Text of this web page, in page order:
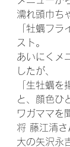
濡れ頭巾ち
「牡蠣フラ
スト。
あいにくメ
したが、
「生牡蠣を
と、顔色ひ
ワガママを
将 藤江清さ
大の矢沢永